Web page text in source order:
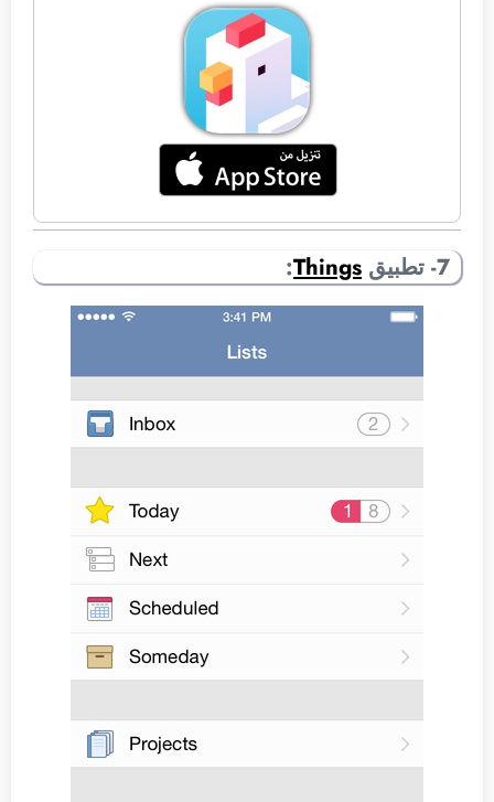
7- تطبيق Things
: